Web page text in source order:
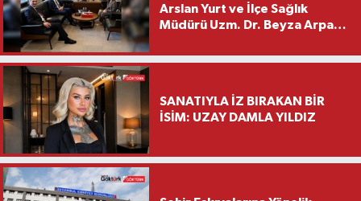
Arslan Yurt ve İlçe Sağlık
Müdürü Uzm. Dr. Beyza Arpacı
Ziyareti
SANATIYLA İZ BIRAKAN BİR
İSİM: UZAY DAMLA YILDIZ